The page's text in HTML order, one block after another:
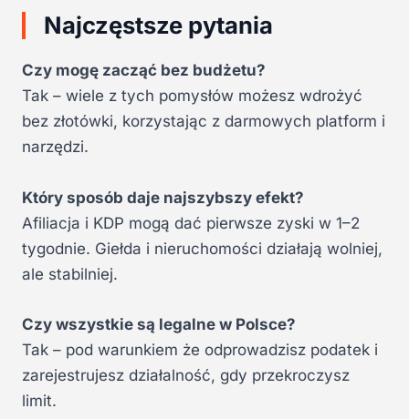
Najczęstsze pytania
Czy mogę zacząć bez budżetu?
Tak – wiele z tych pomysłów możesz wdrożyć
bez złotówki, korzystając z darmowych platform i
narzędzi.
Który sposób daje najszybszy efekt?
Afiliacja i KDP mogą dać pierwsze zyski w 1–2
tygodnie. Giełda i nieruchomości działają wolniej,
ale stabilniej.
Czy wszystkie są legalne w Polsce?
Tak – pod warunkiem że odprowadzisz podatek i
zarejestrujesz działalność, gdy przekroczysz
limit.